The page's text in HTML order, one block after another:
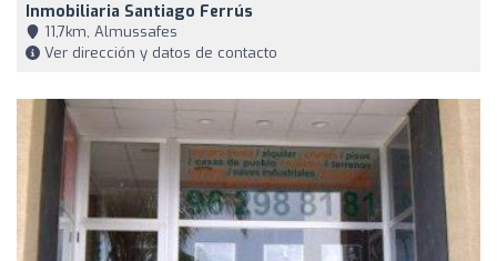
Inmobiliaria Santiago Ferrús
11,7km, Almussafes
Ver dirección y datos de contacto